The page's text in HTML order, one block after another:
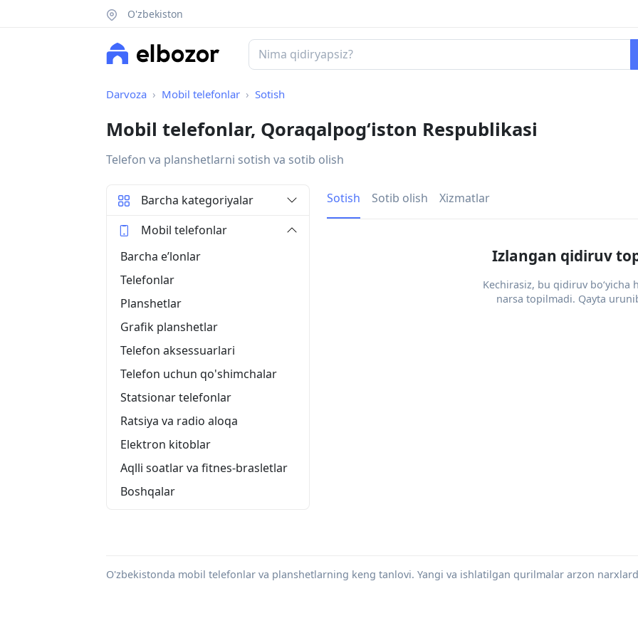
O'zbekiston
Darvoza Mobil telefonlar Sotish
Mobil telefonlar, Qoraqalpogʻiston Respublikasi
Telefon va planshetlarni sotish va sotib olish
Sotish Sotib olish Xizmatlar
Izlangan qidiruv
Kechirasiz, bu qidiruv bo‘yicha
narsa topilmadi. Qayta
Barcha kategoriyalar
Mobil telefonlar
Barcha eʼlonlar
Telefonlar
Planshetlar
Grafik planshetlar
Telefon aksessuarlari
Telefon uchun qo'shimchalar
Statsionar telefonlar
Ratsiya va radio aloqa
Elektron kitoblar
Aqlli soatlar va fitnes-brasletlar
Boshqalar
O'zbekistonda mobil telefonlar va planshetlarning keng tanlovi. Yangi va ishlatilgan qurilmalar arzon